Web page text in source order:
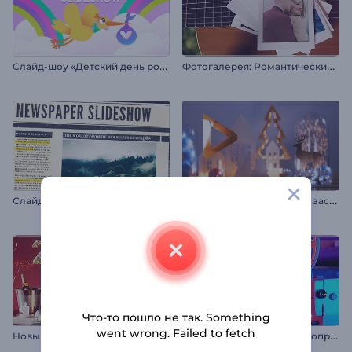
С
лайд-шоу «Детский день рождения» Ф
отогалерея: Романтический вечер
Слайд-шоу: Газета П
раздничная новогодняя заставка
Новый год, добро пожаловать Т
ипографика: Старый кинопроектор
Что-то пошло не так. Something
went wrong. Failed to fetch